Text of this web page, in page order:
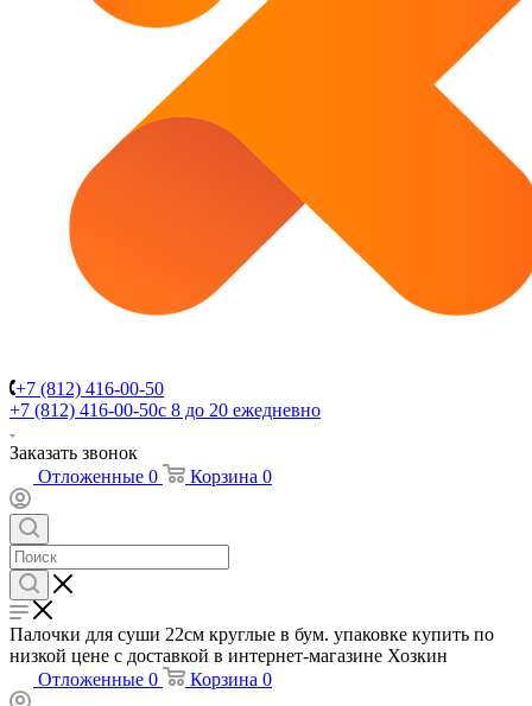
+7 (812) 416-00-50
+7 (812) 416-00-50с 8 до 20 ежедневно
Заказать звонок
Отложенные 0 Корзина 0
Палочки для суши 22см круглые в бум. упаковке купить по
низкой цене с доставкой в интернет-магазине Хозкин
Отложенные 0 Корзина 0